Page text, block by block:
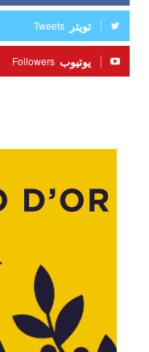
تويتر Tweets
يوتيوب Followers